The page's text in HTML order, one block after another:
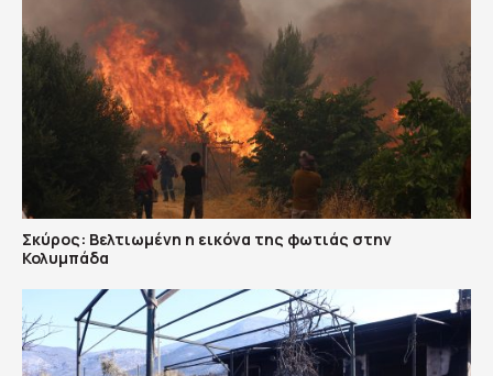
Σκύρος: Βελτιωμένη η εικόνα της φωτιάς στην
Κολυμπάδα